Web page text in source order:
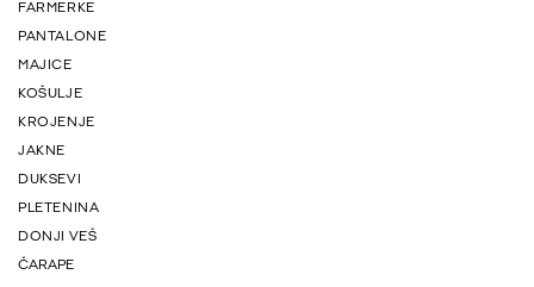
FARMERKE
PANTALONE
MAJICE
KOŠULJE
KROJENJE
JAKNE
DUKSEVI
PLETENINA
DONJI VEŠ
ČARAPE